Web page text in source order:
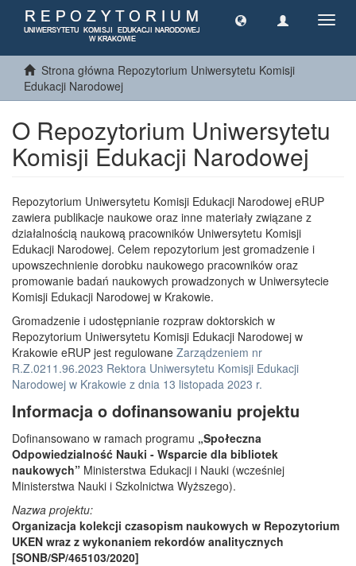
Strona główna Repozytorium Uniwersytetu Komisji
Edukacji Narodowej
O Repozytorium Uniwersytetu
Komisji Edukacji Narodowej
Repozytorium Uniwersytetu Komisji Edukacji Narodowej eRUP
zawiera publikacje naukowe oraz inne materiały związane z
działalnością naukową pracowników Uniwersytetu Komisji
Edukacji Narodowej. Celem repozytorium jest gromadzenie i
upowszechnienie dorobku naukowego pracowników oraz
promowanie badań naukowych prowadzonych w Uniwersytecie
Komisji Edukacji Narodowej w Krakowie.
Gromadzenie i udostępnianie rozpraw doktorskich w
Repozytorium Uniwersytetu Komisji Edukacji Narodowej w
Krakowie eRUP jest regulowane Zarządzeniem nr
R.Z.0211.96.2023 Rektora Uniwersytetu Komisji Edukacji
Narodowej w Krakowie z dnia 13 listopada 2023 r.
Informacja o dofinansowaniu projektu
Dofinansowano w ramach programu „Społeczna
Odpowiedzialność Nauki - Wsparcie dla bibliotek
naukowych” Ministerstwa Edukacji i Nauki (wcześniej
Ministerstwa Nauki i Szkolnictwa Wyższego).
Nazwa projektu:
Organizacja kolekcji czasopism naukowych w Repozytorium
UKEN wraz z wykonaniem rekordów analitycznych
[SONB/SP/465103/2020]